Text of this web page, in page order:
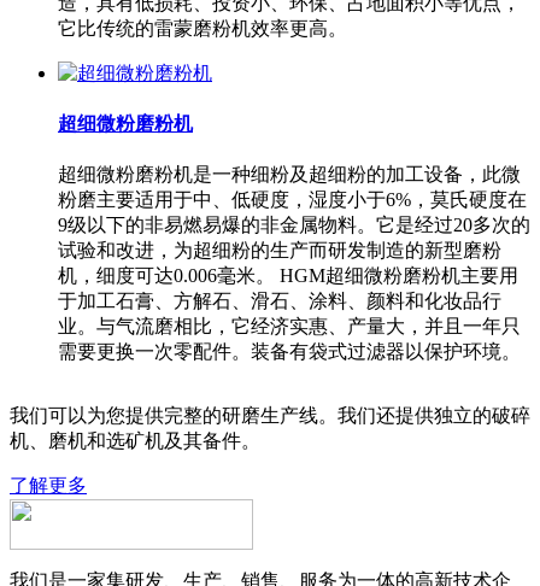
它比传统的雷蒙磨粉机效率更高。
超细微粉磨粉机
超细微粉磨粉机是一种细粉及超细粉的加工设备，此微
粉磨主要适用于中、低硬度，湿度小于6%，莫氏硬度在
9级以下的非易燃易爆的非金属物料。它是经过20多次的
试验和改进，为超细粉的生产而研发制造的新型磨粉
机，细度可达0.006毫米。 HGM超细微粉磨粉机主要用
于加工石膏、方解石、滑石、涂料、颜料和化妆品行
业。与气流磨相比，它经济实惠、产量大，并且一年只
需要更换一次零配件。装备有袋式过滤器以保护环境。
我们可以为您提供完整的研磨生产线。我们还提供独立的破碎
机、磨机和选矿机及其备件。
了解更多
我们是一家集研发、生产、销售、服务为一体的高新技术企